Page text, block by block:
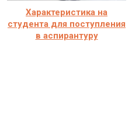
Характеристика на
студента для поступления
в аспирантуру